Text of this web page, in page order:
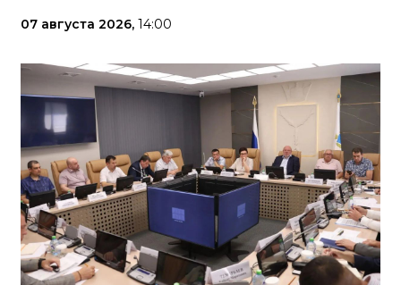
07 августа 2026, 14:00